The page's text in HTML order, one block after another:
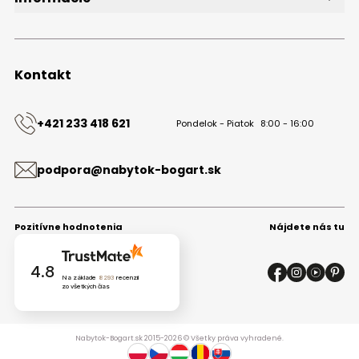
Obchodné podmienky
Kontakt
Kontakt
+421 233 418 621 Pondelok - Piatok 8:00 - 16:00
podpora@nabytok-bogart.sk
Pozitívne hodnotenia
4.8 Na základe 8293 recenzií
zo všetkých čias
Nájdete nás tu
Nabytok-Bogart.sk 2015-2026 © Všetky práva vyhradené.